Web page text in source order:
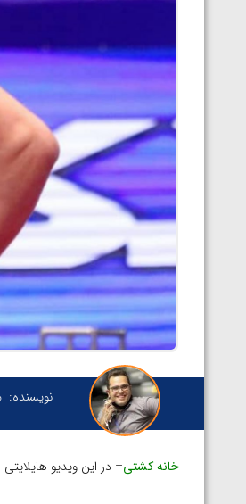
نویسنده:
خانه کشتی– در این ویدیو